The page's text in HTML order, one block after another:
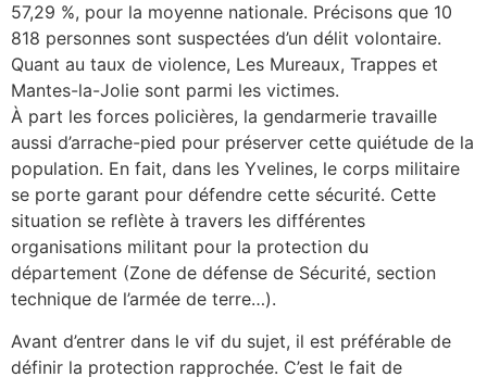
57,29 %, pour la moyenne nationale. Précisons que 10
818 personnes sont suspectées d’un délit volontaire.
Quant au taux de violence, Les Mureaux, Trappes et
Mantes-la-Jolie sont parmi les victimes.
À part les forces policières, la gendarmerie travaille
aussi d’arrache-pied pour préserver cette quiétude de la
population. En fait, dans les Yvelines, le corps militaire
se porte garant pour défendre cette sécurité. Cette
situation se reflète à travers les différentes
organisations militant pour la protection du
département (Zone de défense de Sécurité, section
technique de l’armée de terre…).
Avant d’entrer dans le vif du sujet, il est préférable de
définir la protection rapprochée. C’est le fait de